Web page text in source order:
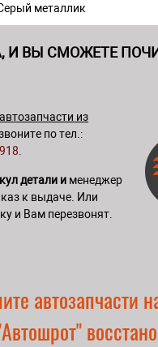
металлик
И ВЫ СМОЖЕТЕ
из
по тел.:
детали и менеджер
к выдаче. Или
и Вам перезвонят.
автозапчасти